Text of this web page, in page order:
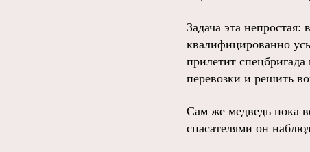
Задача эта
квалифицированно
прилетит
перевозки и решить
Сам же медведь пока
спасателями он